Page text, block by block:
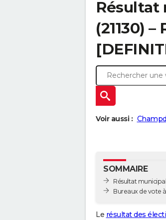
Résultat
(21130)
Voir aussi :
SOMMAIRE
Résultat
Bureaux de vote
Le résultat des